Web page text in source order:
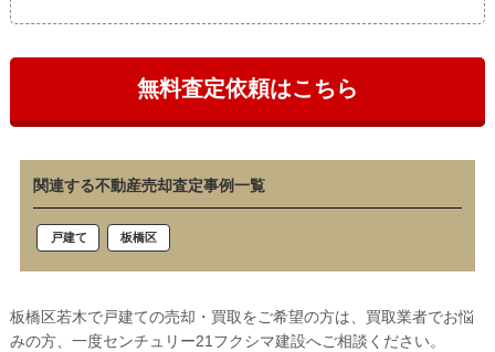
無料査定依頼はこちら
関連する不動産売却査定事例一覧
戸建て 板橋区
板橋区若木で戸建ての売却・買取をご希望の方は、買取業者でお悩
みの方、一度センチュリー21フクシマ建設へご相談ください。